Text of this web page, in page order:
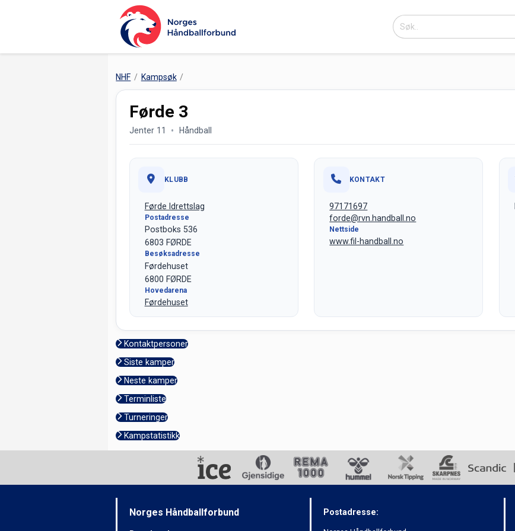
NHF Kampsøk
Førde 3
Jenter 11 Håndball
KLUBB
Førde Idrettslag
Postadresse
Postboks 536
6803 FØRDE
Besøksadresse
Førdehuset
6800 FØRDE
Hovedarena
Førdehuset
KONTAKT
97171697
forde@rvn.handball.no
Nettside
www.fil-handball.no
Kontaktpersoner
Siste kamper
Neste kamper
Terminliste
Turneringer
Kampstatistikk
Norges Håndballforbund Postadresse: